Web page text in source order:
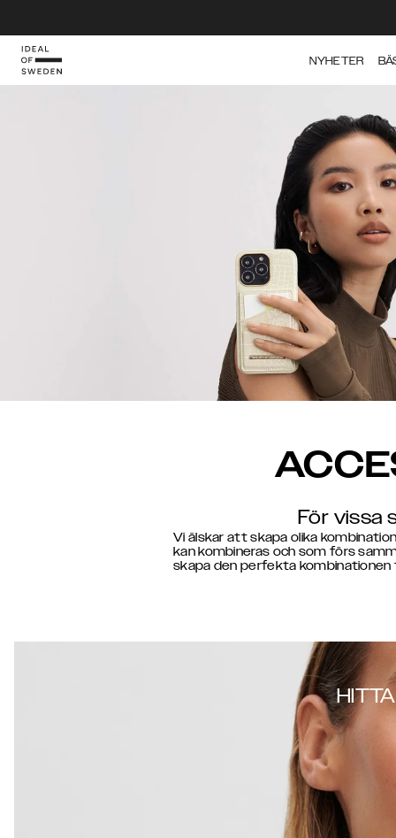
NYHETER
För vissa
Vi älskar att skapa olika
kan kombineras och som förs
skapa den perfekta kombinationen